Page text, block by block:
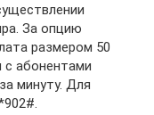
За опцию
размером 50
абонентами
минуту. Для